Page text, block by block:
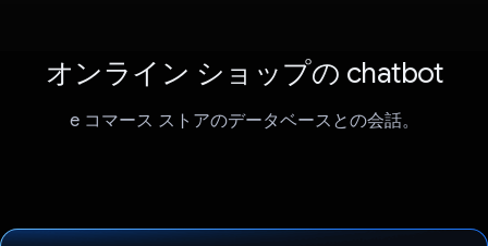
オンライン ショップの chatbot
e コマース ストアのデータベースとの会話。